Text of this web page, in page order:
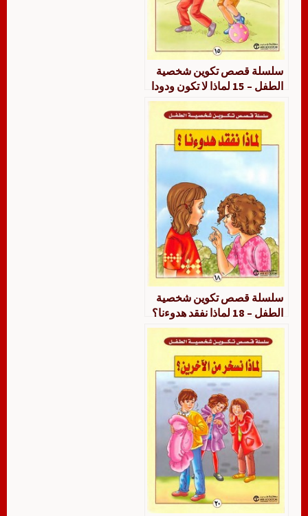
سلسلة قصص تكوين شخصية
الطفل – 15 لماذا لا تكون ودودا
سلسلة قصص تكوين شخصية
الطفل – 18 لماذا نفقد هدوءنا؟